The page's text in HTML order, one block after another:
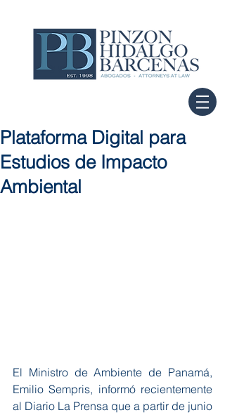
Plataforma Digital para
Estudios de Impacto
Ambiental
El Ministro de Ambiente de Panamá,
Emilio Sempris, informó recientemente
al Diario La Prensa que a partir de junio